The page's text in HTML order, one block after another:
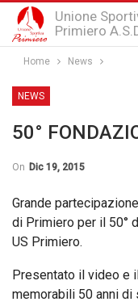
Unione
Primiero
Home News
NEWS
50°
On Dic 19, 2015
Grande
di Primiero per il 50°
US Primiero.
Presentato il video e
memorabili 50 anni di